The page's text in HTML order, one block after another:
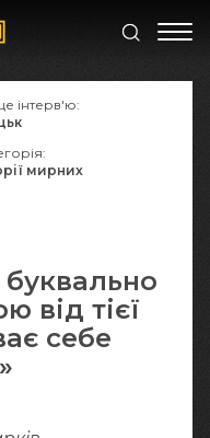
від тієї
себе
інтерв'ю:
мирних